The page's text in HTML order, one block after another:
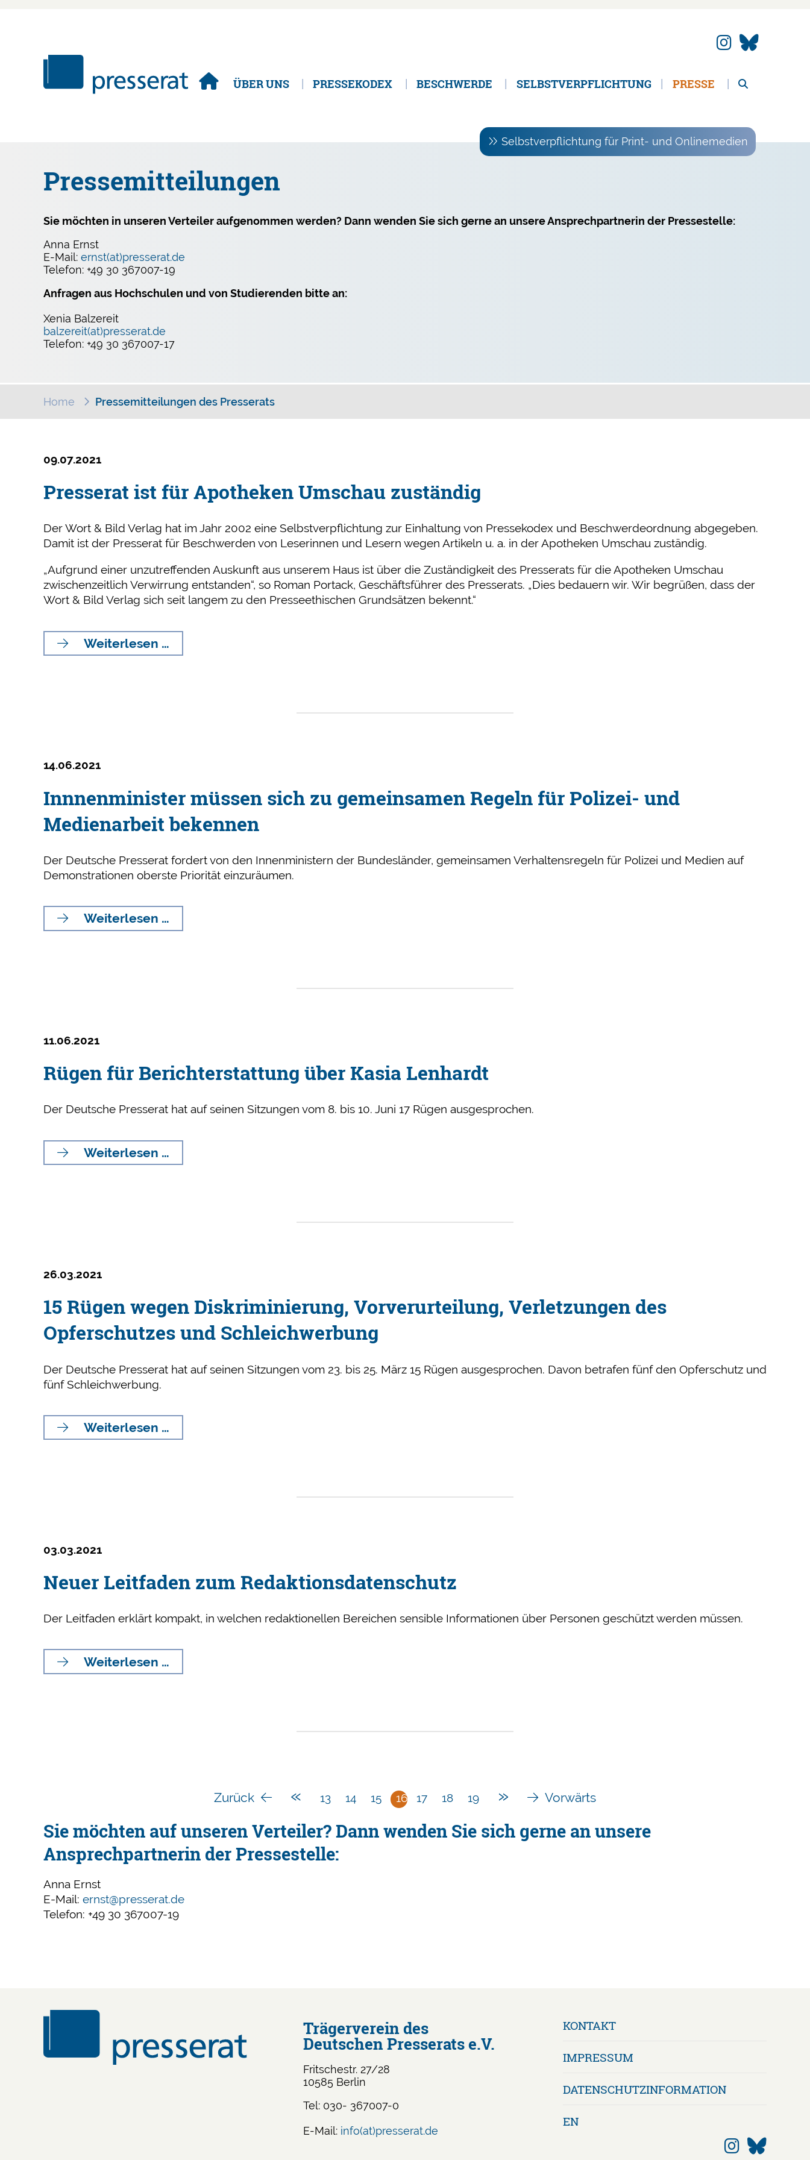
Navigation
überspringenÜBER UNS PRESSEKODEX BESCHWERDE SELBSTVERPFLICHTUNG PRESSE
Selbstverpflichtung für Print- und Onlinemedien
Pressemitteilungen
Sie möchten in unseren Verteiler aufgenommen werden? Dann wenden Sie sich gerne an unsere Ansprechpartnerin der Pressestelle:
Anna Ernst
E-Mail: ernst(at)presserat.de
Telefon: +49 30 367007-19
Anfragen aus Hochschulen und von Studierenden bitte an:
Xenia Balzereit
balzereit(at)presserat.de
Telefon: +49 30 367007-17
Home Pressemitteilungen des Presserats
09.07.2021
Presserat ist für Apotheken Umschau zuständig
Der Wort & Bild Verlag hat im Jahr 2002 eine Selbstverpflichtung zur Einhaltung von Pressekodex und Beschwerdeordnung abgegeben.
Damit ist der Presserat für Beschwerden von Leserinnen und Lesern wegen Artikeln u. a. in der Apotheken Umschau zuständig.
„Aufgrund einer unzutreffenden Auskunft aus unserem Haus ist über die Zuständigkeit des Presserats für die Apotheken Umschau
zwischenzeitlich Verwirrung entstanden“, so Roman Portack, Geschäftsführer des Presserats. „Dies bedauern wir. Wir begrüßen, dass der
Wort & Bild Verlag sich seit langem zu den Presseethischen Grundsätzen bekennt.“
Weiterlesen …Presserat
ist
14.06.2021
Innnenminister müssen sich zu gemeinsamen Regeln für Polizei- und
Medienarbeit bekennen
Der Deutsche Presserat fordert von den Innenministern der Bundesländer, gemeinsamen Verhaltensregeln für Polizei und Medien auf
Demonstrationen oberste Priorität einzuräumen.
Weiterlesen …Innnenminister
müssen
bekennen
11.06.2021
Rügen für Berichterstattung über Kasia Lenhardt
Der Deutsche Presserat hat auf seinen Sitzungen vom 8. bis 10. Juni 17 Rügen ausgesprochen.
Weiterlesen …Rügen
für
26.03.2021
15 Rügen wegen Diskriminierung, Vorverurteilung, Verletzungen des
Opferschutzes und Schleichwerbung
Der Deutsche Presserat hat auf seinen Sitzungen vom 23. bis 25. März 15 Rügen ausgesprochen. Davon betrafen fünf den Opferschutz und
fünf Schleichwerbung.
Weiterlesen …15
Rügen
03.03.2021
Neuer Leitfaden zum Redaktionsdatenschutz
Der Leitfaden erklärt kompakt, in welchen redaktionellen Bereichen sensible Informationen über Personen geschützt werden müssen.
Weiterlesen …Neuer
Leitfaden
Zurück « 13 14 15 16 17 18 19 » Vorwärts
Sie möchten auf unseren Verteiler? Dann wenden Sie sich gerne an unsere
Ansprechpartnerin der Pressestelle:
Anna Ernst
E-Mail: ernst@presserat.de
Telefon: +49 30 367007-19
Trägerverein des
Deutschen Presserats e.V.
Fritschestr. 27/28
10585 Berlin
Tel: 030- 367007-0
E-Mail: info(at)presserat.de
überspringen
KONTAKT
IMPRESSUM
DATENSCHUTZ­INFORMATION
EN